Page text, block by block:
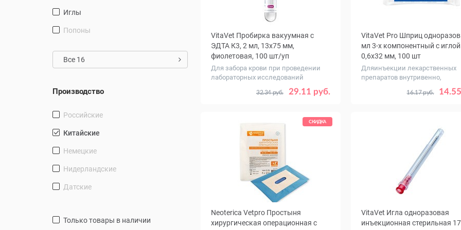
Иглы
попоны
Все 16
Производство
Российские
Китайские
Немецкие
Нидерландские
Датские
только товары в наличии
VitaVet Пробирка вакуумная с
ЭДТА К3, 2 мл, 13х75 мм,
фиолетовая, 100 шт/уп
Для забора крови при проведении
лабораторных исследований
29.11 руб.
32.34 руб.
VitaVet Pro Шприц
мл 3-х компонентный с
0,6х32 мм, 100 шт
Дляинъекции лекарственных
препаратов внутривенно,
16.17 руб.
СКИДКА
Neoterica Vetpro Простыня
хирургическая операционная с
VitaVet Игла одноразовая
инъекционная стерильная